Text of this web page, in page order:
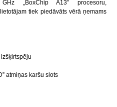
„BoxChip A13” procesoru,
tiek piedāvāts vērā ņemams
atmiņas karšu slots